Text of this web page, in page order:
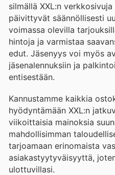
silmällä XXL:n
päivittyvät säännöllisesti
voimassa olevilla
hintoja ja varmistaa
edut. Jäsenyys voi myös
jäsenalennuksiin ja
entisestään.
Kannustamme kaikkia
hyödyntämään XXL:n
viikoittaisia mainoksia
mahdollisimman
tarjoamaan erinomaista
asiakastyytyväisyyttä,
ulottuvillasi.